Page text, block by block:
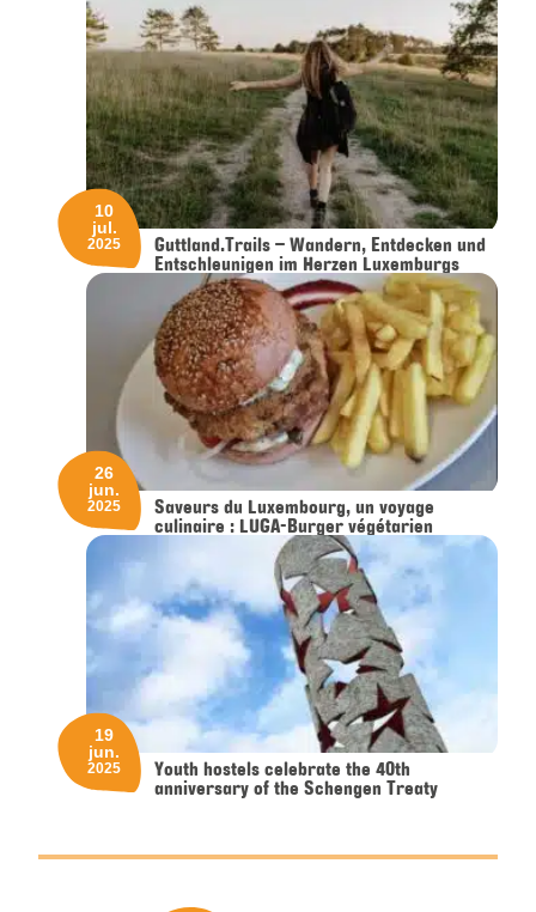
Guttland.Trails – Wandern, Entdecken und
Entschleunigen im Herzen Luxemburgs
10
jul.
2025
Saveurs du Luxembourg, un voyage
culinaire : LUGA-Burger végétarien
26
jun.
2025
Youth hostels celebrate the 40th
anniversary of the Schengen Treaty
19
jun.
2025